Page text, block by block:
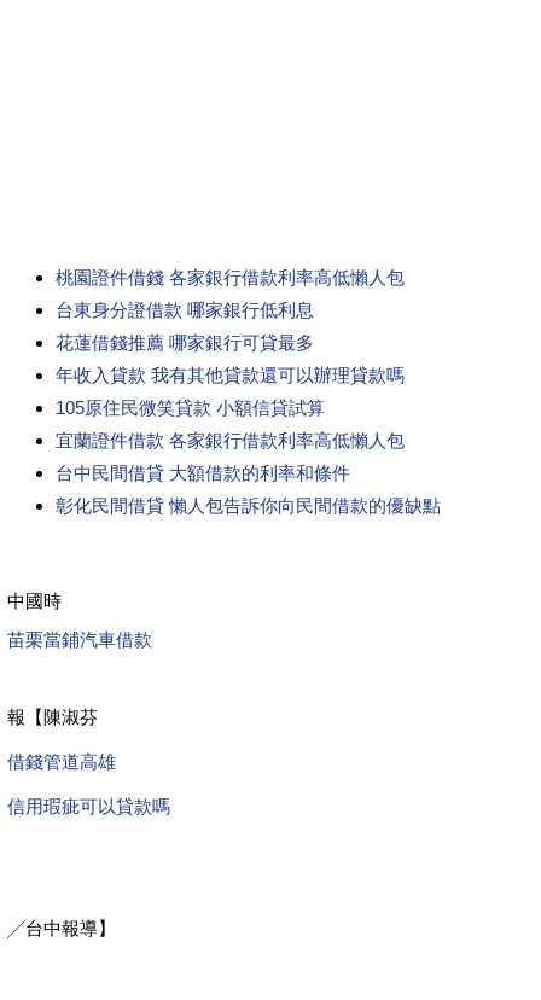
桃園證件借錢 各家銀行借款利率高低懶人包
台東身分證借款 哪家銀行低利息
花蓮借錢推薦 哪家銀行可貸最多
年收入貸款 我有其他貸款還可以辦理貸款嗎
105原住民微笑貸款 小額信貸試算
宜蘭證件借款 各家銀行借款利率高低懶人包
台中民間借貸 大額借款的利率和條件
彰化民間借貸 懶人包告訴你向民間借款的優缺點
中國時
苗栗當鋪汽車借款
報【陳淑芬
借錢管道高雄
信用瑕疵可以貸款嗎
╱台中報導】